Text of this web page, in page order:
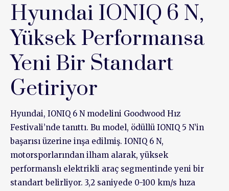
Hyundai IONIQ 6 N,
Yüksek Performansa
Yeni Bir Standart
Getiriyor
Hyundai, IONIQ 6 N modelini Goodwood Hız
Festivali’nde tanıttı. Bu model, ödüllü IONIQ 5 N’in
başarısı üzerine inşa edilmiş. IONIQ 6 N,
motorsporlarından ilham alarak, yüksek
performanslı elektrikli araç segmentinde yeni bir
standart belirliyor. 3,2 saniyede 0-100 km/s hıza